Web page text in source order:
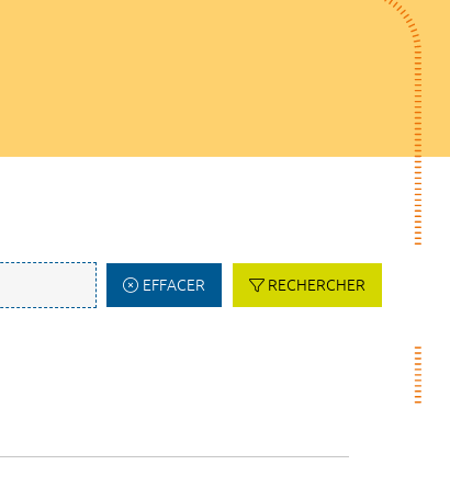
EFFACER RECHERCHER